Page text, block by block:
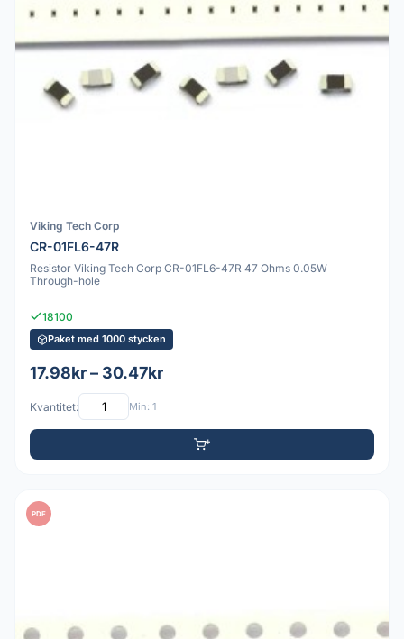
Viking Tech Corp
CR-01FL6-47R
Resistor Viking Tech Corp CR-01FL6-47R 47 Ohms 0.05W
Through-hole
18100
Paket med 1000 stycken
17.98kr – 30.47kr
Kvantitet: Min: 1
PDF